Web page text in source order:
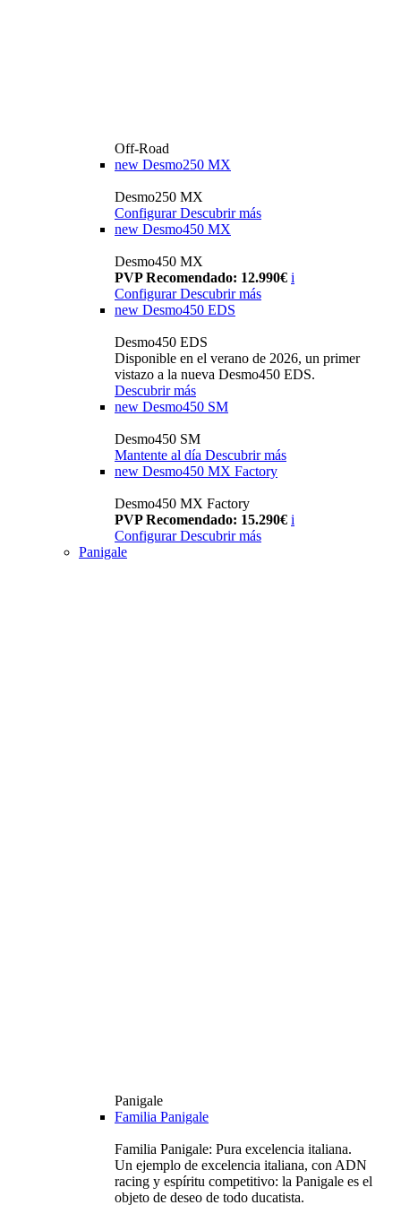
Off-Road
new Desmo250 MX
Desmo250 MX
Configurar Descubrir más
new Desmo450 MX
Desmo450 MX
PVP Recomendado: 12.990€ i
Configurar Descubrir más
new Desmo450 EDS
Desmo450 EDS
Disponible en el verano de 2026, un primer
vistazo a la nueva Desmo450 EDS.
Descubrir más
new Desmo450 SM
Desmo450 SM
Mantente al día Descubrir más
new Desmo450 MX Factory
Desmo450 MX Factory
PVP Recomendado: 15.290€ i
Configurar Descubrir más
Panigale
Panigale
Familia Panigale
Familia Panigale: Pura excelencia italiana.
Un ejemplo de excelencia italiana, con ADN
racing y espíritu competitivo: la Panigale es el
objeto de deseo de todo ducatista.